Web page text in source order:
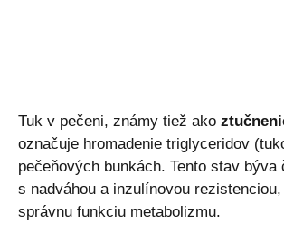
Tuk v pečeni, známy tiež ako
označuje hromadenie triglyceridov
pečeňových bunkách. Tento stav býva
s nadváhou a inzulínovou
správnu funkciu metabolizmu.